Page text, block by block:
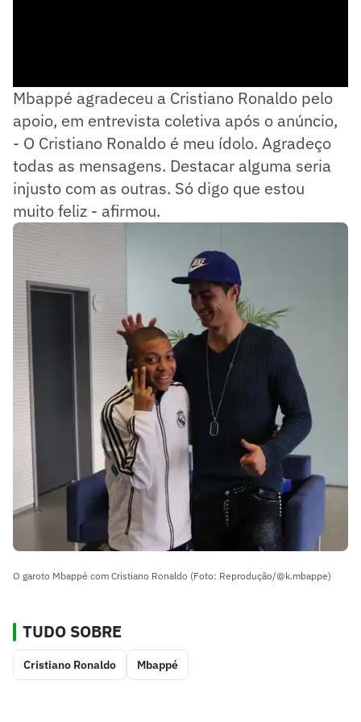
Mbappé agradeceu a Cristiano Ronaldo pelo
apoio, em entrevista coletiva após o anúncio,
- O Cristiano Ronaldo é meu ídolo. Agradeço
todas as mensagens. Destacar alguma seria
injusto com as outras. Só digo que estou
muito feliz - afirmou.
O garoto Mbappé com Cristiano Ronaldo (Foto: Reprodução/@k.mbappe)
TUDO SOBRE
Cristiano Ronaldo Mbappé